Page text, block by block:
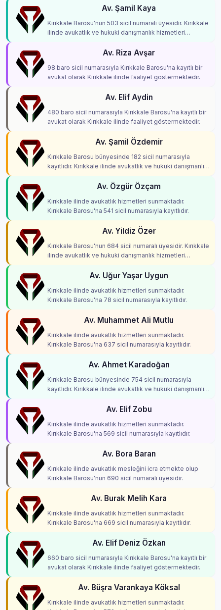
Av. Şamil Kaya
Kırıkkale Barosu'nun 503 sicil numaralı üyesidir. Kırıkkale
ilinde avukatlık ve hukuki danışmanlık hizmetleri
Av. Riza Avşar
98 baro sicil numarasıyla Kırıkkale Barosu'na kayıtlı bir
avukat olarak Kırıkkale ilinde faaliyet göstermektedir.
Av. Elif Aydin
480 baro sicil numarasıyla Kırıkkale Barosu'na kayıtlı bir
avukat olarak Kırıkkale ilinde faaliyet göstermektedir.
Av. Şamil Özdemir
Kırıkkale Barosu bünyesinde 182 sicil numarasıyla
kayıtlıdır. Kırıkkale ilinde avukatlık ve hukuki danışmanlık
Av. Özgür Özçam
Kırıkkale ilinde avukatlık hizmetleri sunmaktadır.
Kırıkkale Barosu'na 541 sicil numarasıyla kayıtlıdır.
Av. Yildiz Özer
Kırıkkale Barosu'nun 684 sicil numaralı üyesidir. Kırıkkale
ilinde avukatlık ve hukuki danışmanlık hizmetleri
Av. Uğur Yaşar Uygun
Kırıkkale ilinde avukatlık hizmetleri sunmaktadır.
Kırıkkale Barosu'na 78 sicil numarasıyla kayıtlıdır.
Av. Muhammet Ali Mutlu
Kırıkkale ilinde avukatlık hizmetleri sunmaktadır.
Kırıkkale Barosu'na 637 sicil numarasıyla kayıtlıdır.
Av. Ahmet Karadoğan
Kırıkkale Barosu bünyesinde 754 sicil numarasıyla
kayıtlıdır. Kırıkkale ilinde avukatlık ve hukuki danışmanlık
Av. Elif Zobu
Kırıkkale ilinde avukatlık hizmetleri sunmaktadır.
Kırıkkale Barosu'na 569 sicil numarasıyla kayıtlıdır.
Av. Bora Baran
Kırıkkale ilinde avukatlık mesleğini icra etmekte olup
Kırıkkale Barosu'nun 690 sicil numaralı üyesidir.
Av. Burak Melih Kara
Kırıkkale ilinde avukatlık hizmetleri sunmaktadır.
Kırıkkale Barosu'na 669 sicil numarasıyla kayıtlıdır.
Av. Elif Deniz Özkan
660 baro sicil numarasıyla Kırıkkale Barosu'na kayıtlı bir
avukat olarak Kırıkkale ilinde faaliyet göstermektedir.
Av. Büşra Varankaya Köksal
Kırıkkale ilinde avukatlık hizmetleri sunmaktadır.